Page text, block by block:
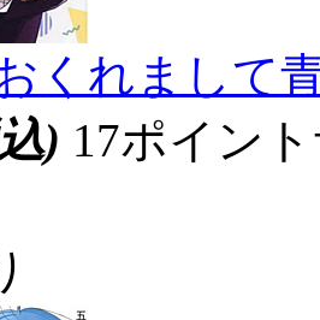
くれまして
) 17ポイン